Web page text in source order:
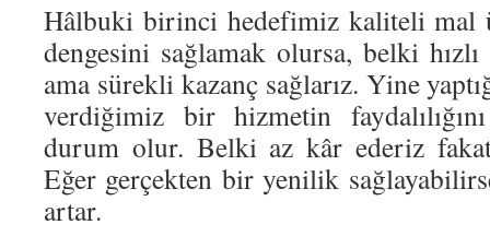
Hâlbuki birinci hedefimiz kaliteli mal
dengesini sağlamak olursa, belki
ama sürekli kazanç sağlarız. Yine
verdiğimiz bir hizmetin
durum olur. Belki az kâr ederiz
Eğer gerçekten bir yenilik
artar.